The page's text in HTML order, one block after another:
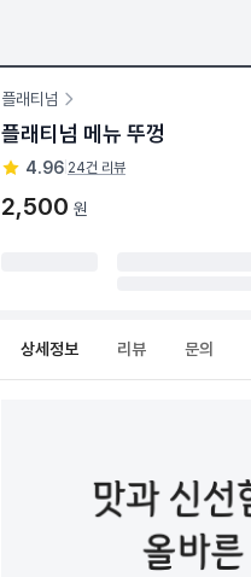
플래티넘
플래티넘 메뉴 뚜껑
4.96 24건 리뷰
2,500 원
상세정보 리뷰 문의